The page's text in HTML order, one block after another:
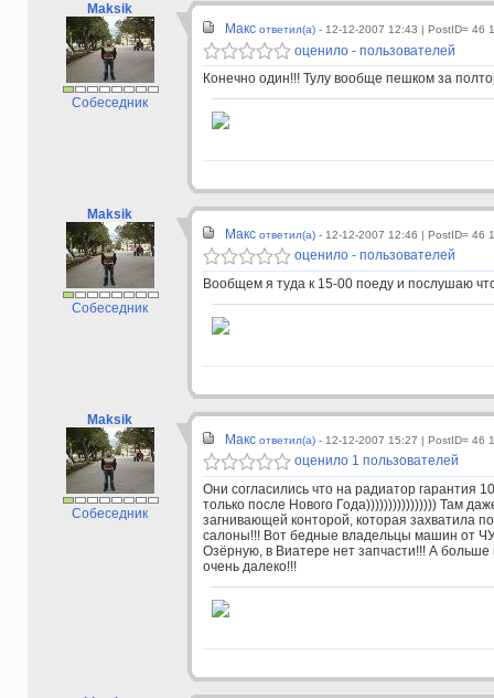
Maksik
Собеседник
Макс ответил(а) - 12-12-2007 12:43 | PostID= 46
оценило - пользователей
Конечно один!!! Тулу вообще пешком за
Maksik
Собеседник
Макс ответил(а) - 12-12-2007 12:46 | PostID= 46
оценило - пользователей
Вообщем я туда к 15-00 поеду и послушаю
Maksik
Собеседник
Макс ответил(а) - 12-12-2007 15:27 | PostID= 46
оценило 1 пользователей
Они согласились что на радиатор гарантия
только после Нового Года)))))))))))))))) Там
загнивающей конторой, которая захватила
салоны!!! Вот бедные владельцы машин от
Озёрную, в Виатере нет запчасти!!! А
очень далеко!!!